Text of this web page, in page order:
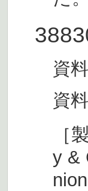
資
資
［
y